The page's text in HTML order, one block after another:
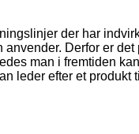
der har
Derfor er det
man i fremtiden
leder efter et produkt